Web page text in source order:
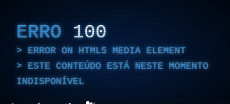
ERRO 100
ERROR ON HTML5 MEDIA ELEMENT
ESTE CONTEÚDO ESTÁ NESTE MOMENTO
INDISPONÍVEL